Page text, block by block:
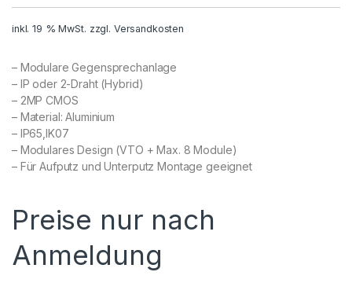
inkl. 19 % MwSt. zzgl. Versandkosten
– Modulare Gegensprechanlage
– IP oder 2-Draht (Hybrid)
– 2MP CMOS
– Material: Aluminium
– IP65,IK07
– Modulares Design (VTO + Max. 8 Module)
– Für Aufputz und Unterputz Montage geeignet
Preise nur nach
Anmeldung